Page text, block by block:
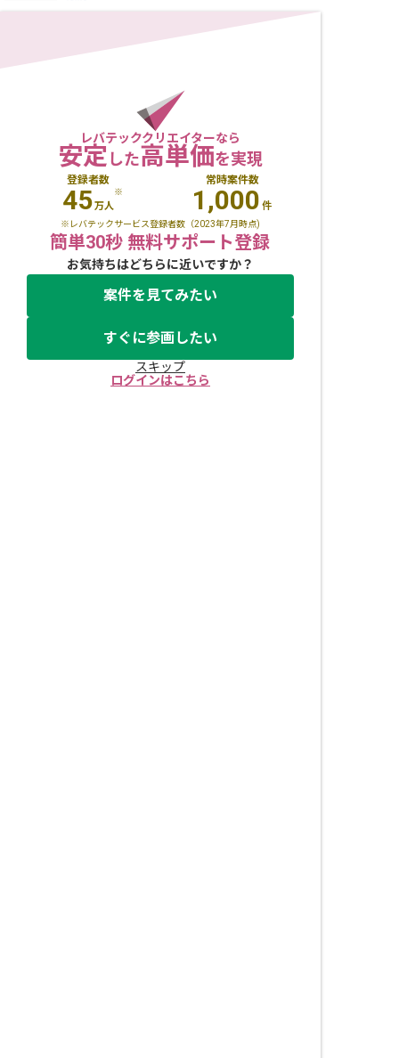
レバテッククリエイターなら
安定した高単価を実現
登録者数
45万人
※
常時案件数
1,000 件
※レバテックサービス登録者数（2023年7月時点)
簡単30秒 無料サポート登録
お気持ちはどちらに近いですか？
案件を見てみたい
すぐに参画したい
スキップ
ログインはこちら